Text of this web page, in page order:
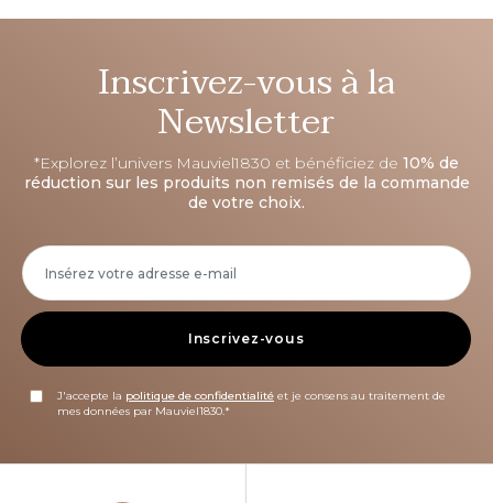
Inscrivez-vous à la
Newsletter
*Explorez l’univers Mauviel1830 et bénéficiez de 10% de
réduction sur les produits non remisés de la commande
de votre choix.
Inscrivez-vous
J'accepte la politique de confidentialité et je consens au traitement de
mes données par Mauviel1830.*